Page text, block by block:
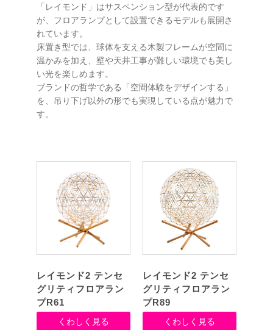
「レイモンド」はサスペンション型が代表的です
が、フロアランプとして設置できるモデルも展開さ
れています。
床置き型では、球体を支える木製フレームが空間に
温かみを加え、壁や天井工事が難しい環境でも美し
い光を楽しめます。
ブランドの哲学である「空間体験をデザインする」
を、吊り下げ以外の形でも実現している点が魅力で
す。
レイモンド2 テンセ
グリティフロアラン
プR61
くわしく見る
レイモンド2 テンセ
グリティフロアラン
プR89
くわしく見る